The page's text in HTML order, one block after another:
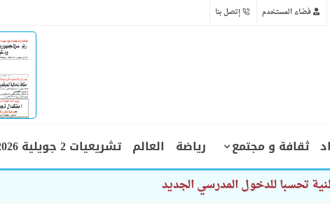
فضاء المستخدم إتصل بنا
ثقافة و مجتمع رياضة العالم تشريعيات 2 جويلية 2026